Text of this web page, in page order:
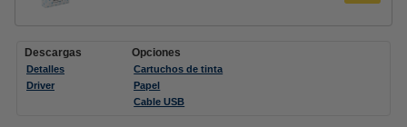
Descargas
Detalles
Driver
Opciones
Cartuchos de tinta
Papel
Cable USB